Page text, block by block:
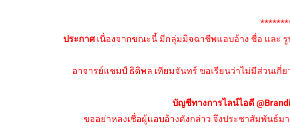
ประกาศเนื่องจากขณะนี้ มีกลุ่มมิจฉาชีพแอบอ้าง ชื่อ และ รู
อาจารย์แชมป์ ธิติพล เทียมจันทร์ ขอเรียนว่าไม่มีส่วนเกี่
บัญชีทางการไลน์ไอดี
ขออย่าหลงเชื่อผู้แอบอ้างดังกล่าว จึงประชาสัมพันธ์ม